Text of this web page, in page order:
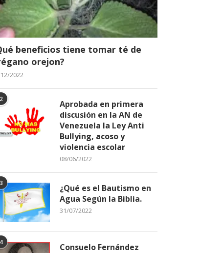
beneficios tiene tomar té de
orejon?
2022
2
Aprobada en primera
discusión en la AN de
Venezuela la Ley Anti
Bullying, acoso y
violencia escolar
08/06/2022
3
¿Qué es el Bautismo en
Agua Según la Biblia.
31/07/2022
4 Consuelo Fernández